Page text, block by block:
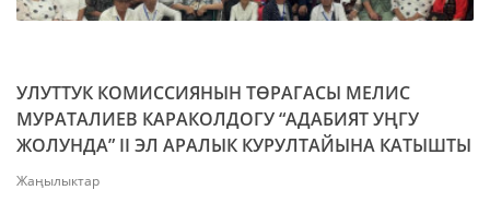
УЛУТТУК КОМИССИЯНЫН ТӨРАГАСЫ МЕЛИС
МУРАТАЛИЕВ КАРАКОЛДОГУ “АДАБИЯТ УҢГУ
ЖОЛУНДА” II ЭЛ АРАЛЫК КУРУЛТАЙЫНА КАТЫШТЫ
Жаңылыктар